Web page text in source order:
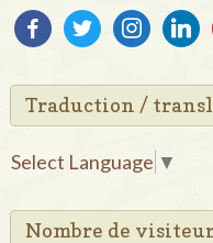
facebooktwitterinstagram
Traduction /
Select Language ▼
Nombre de